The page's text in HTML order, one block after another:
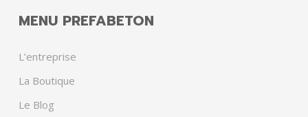
MENU PREFABETON
L’entreprise
La Boutique
Le Blog